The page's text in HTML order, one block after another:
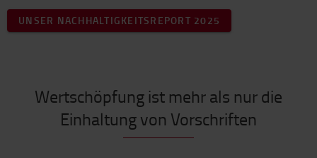
UNSER NACHHALTIGKEITSREPORT 2025
Wertschöpfung ist mehr als nur die
Einhaltung von Vorschriften